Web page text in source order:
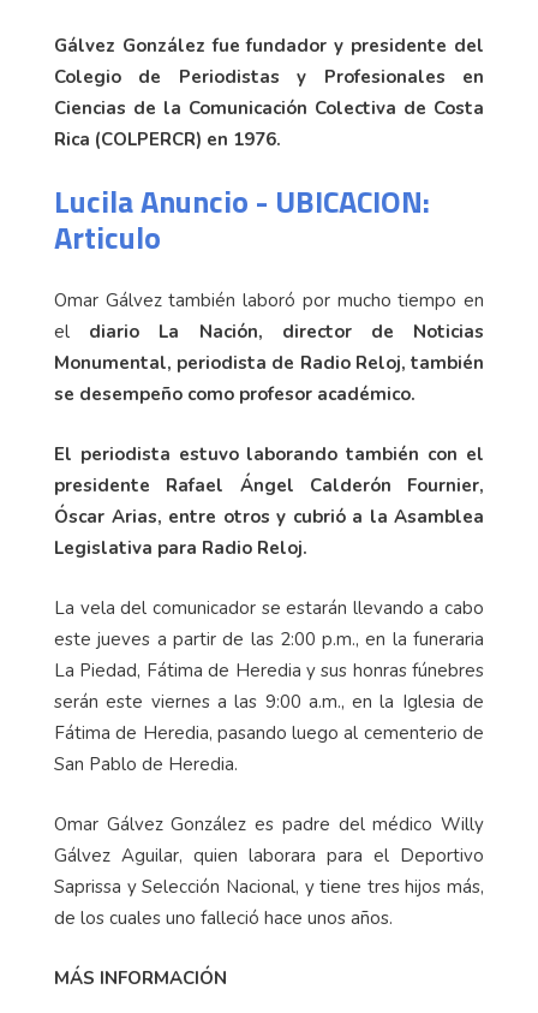
Gálvez González fue fundador y presidente del
Colegio de Periodistas y Profesionales en
Ciencias de la Comunicación Colectiva de Costa
Rica (COLPERCR) en 1976.
Lucila Anuncio - UBICACION:
Articulo
Omar Gálvez también laboró por mucho tiempo en
el diario La Nación,
director de Noticias
Monumental, periodista de Radio Reloj, también
se desempeño como profesor académico.
El periodista estuvo laborando también con el
presidente Rafael Ángel Calderón Fournier,
Óscar Arias, entre otros y cubrió a la Asamblea
Legislativa para Radio Reloj.
La vela del comunicador se estarán llevando a cabo
este jueves a partir de las 2:00 p.m., en la funeraria
La Piedad, Fátima de Heredia y sus honras fúnebres
serán este viernes a las 9:00 a.m., en la Iglesia de
Fátima de Heredia, pasando luego al cementerio de
San Pablo de Heredia.
Omar Gálvez González es padre del médico Willy
Gálvez Aguilar, quien laborara para el Deportivo
Saprissa y Selección Nacional, y tiene tres hijos más,
de los cuales uno falleció hace unos años.
MÁS INFORMACIÓN